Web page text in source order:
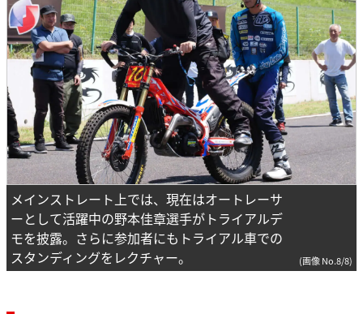
メインストレート上では、現在はオートレーサ
ーとして活躍中の野本佳章選手がトライアルデ
モを披露。さらに参加者にもトライアル車での
スタンディングをレクチャー。
(画像 No.8/8)